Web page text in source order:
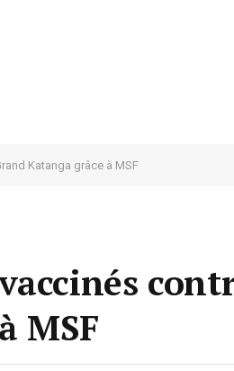
Katanga grâce à MSF
MSF